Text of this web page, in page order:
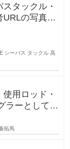
タックル・
URLの写真の
シーバス タックル 高
用ロッド・
拓馬